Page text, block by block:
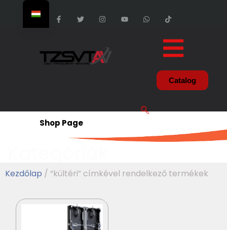
Catalog
Shop Page
Kezdőlap / “kültéri” címkével rendelkező termékek